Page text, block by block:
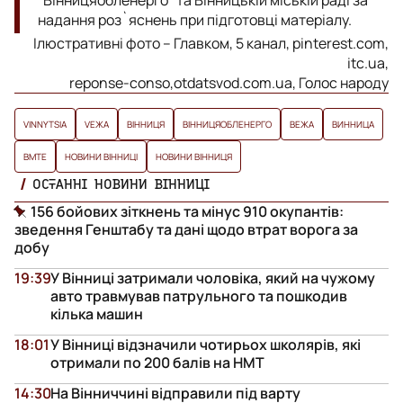
надання роз`яснень при підготовці матеріалу.
Ілюстративні фото – Главком, 5 канал, pinterest.com,
itc.ua,
reponse-conso,otdatsvod.com.ua, Голос народу
VINNYTSIA VЕЖА ВІННИЦЯ ВІННИЦЯОБЛЕНЕРГО ВЕЖА ВИННИЦА
ВМТЕ НОВИНИ ВІННИЦІ НОВИНИ ВІННИЦЯ
ОСТАННІ НОВИНИ ВІННИЦІ
156 бойових зіткнень та мінус 910 окупантів:
зведення Генштабу та дані щодо втрат ворога за
добу
У Вінниці затримали чоловіка, який на чужому
авто травмував патрульного та пошкодив
кілька машин
19:39
У Вінниці відзначили чотирьох школярів, які
отримали по 200 балів на НМТ
18:01
На Вінниччині відправили під варту
14:30